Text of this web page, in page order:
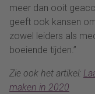
meer dan ooit
geeft ook kansen
zowel leiders als
boeiende tijden.”
Zie ook het artikel:
maken in 2020